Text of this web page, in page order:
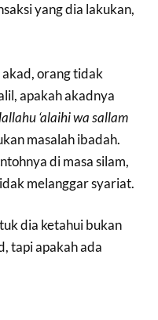
yang dia lakukan,
orang tidak
apakah akadnya
‘alaihi wa sallam
masalah ibadah.
di masa silam,
melanggar syariat.
dia ketahui bukan
tapi apakah ada